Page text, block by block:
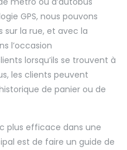
GPS, nous pouvons
sur la rue, et avec la
l’occasion
lorsqu’ils se trouvent à
les clients peuvent
de panier ou de
plus efficace dans une
est de faire un guide de